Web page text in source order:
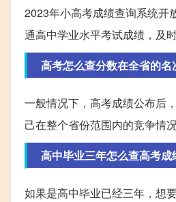
2023年小高考成绩查询系统开
通高中学业水平考试成绩，及
高考怎么查分数在全省的名
一般情况下，高考成绩公布后
己在整个省份范围内的竞争情
高中毕业三年怎么查高考成
如果是高中毕业已经三年，想